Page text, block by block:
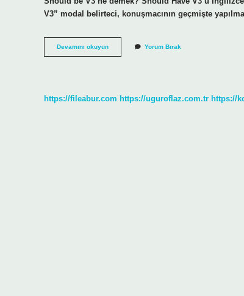
V3” modal belirteci, konuşmacının geçmişte
Devamını okuyunTo
Be
Yorum Bırak
https://fileabur.com https://uguroflaz.com.tr https://